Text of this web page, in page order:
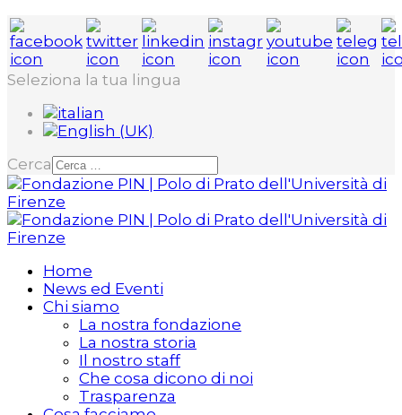
Seleziona la tua lingua
Cerca
Home
News ed Eventi
Chi siamo
La nostra fondazione
La nostra storia
Il nostro staff
Che cosa dicono di noi
Trasparenza